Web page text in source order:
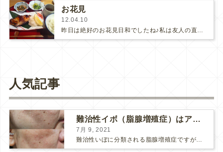
お花見
12.04.10
人気記事
難治性イボ（脂腺増殖症）はアグネスAGNESが効果的です！
7月 9, 2021
難治性いぼに分類される脂腺増殖症ですが、脂腺増殖症はAGNESアグネスにとても良く反応して、きれいに治すことができます。 ↑ 脂腺増殖症をアグネスAGNESで３回治療した1ヶ月後の写真です。...